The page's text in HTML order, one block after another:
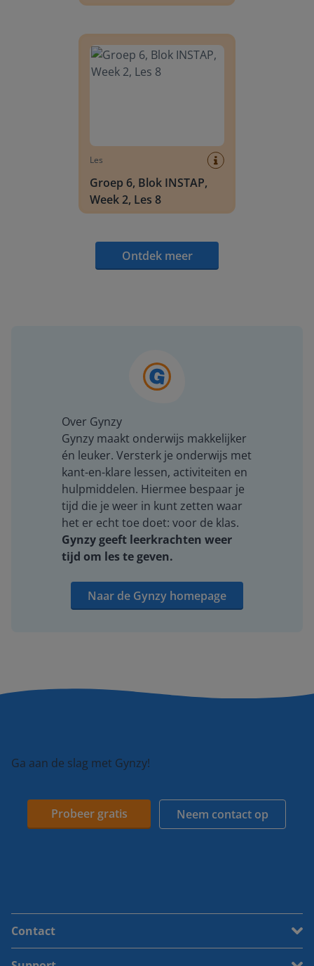
Les
Groep 6, Blok INSTAP,
Week 2, Les 8
Ontdek meer
Over Gynzy
Gynzy maakt onderwijs makkelijker
én leuker. Versterk je onderwijs met
kant-en-klare lessen, activiteiten en
hulpmiddelen. Hiermee bespaar je
tijd die je weer in kunt zetten waar
het er echt toe doet: voor de klas.
Gynzy geeft leerkrachten weer
tijd om les te geven.
Naar de Gynzy homepage
Ga aan de slag met Gynzy!
Probeer gratis Neem contact op
Contact